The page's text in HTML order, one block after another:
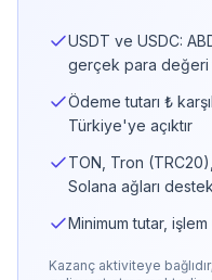
USDT ve USDC:
gerçek para değeri
Ödeme tutarı ₺
Türkiye'ye açıktır
TON, Tron
Solana ağları
Minimum tutar,
Kazanç aktiviteye